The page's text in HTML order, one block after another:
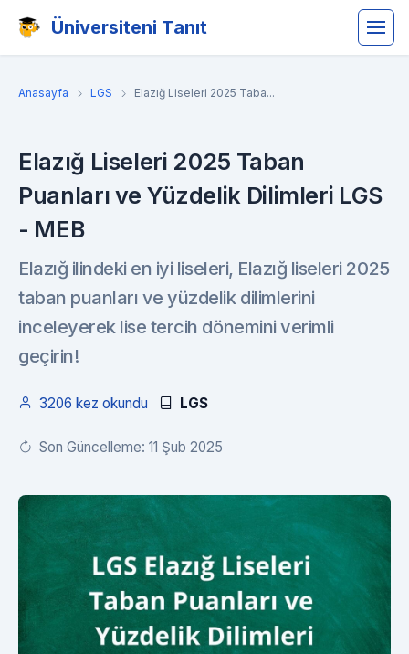
Üniversiteni Tanıt
Anasayfa LGS Elazığ Liseleri 2025 Taba...
Elazığ Liseleri 2025 Taban
Puanları ve Yüzdelik Dilimleri LGS
- MEB
Elazığ ilindeki en iyi liseleri, Elazığ liseleri 2025
taban puanları ve yüzdelik dilimlerini
inceleyerek lise tercih dönemini verimli
geçirin!
3206 kez okundu LGS
Son Güncelleme: 11 Şub 2025